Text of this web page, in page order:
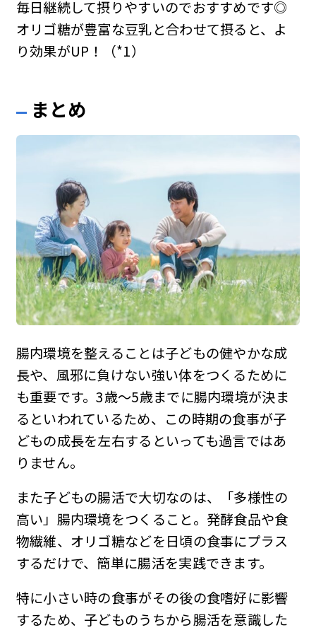
毎日継続して摂りやすいのでおすすめです◎
オリゴ糖が豊富な豆乳と合わせて摂ると、よ
り効果がUP！（*1）
まとめ
腸内環境を整えることは子どもの健やかな成
長や、風邪に負けない強い体をつくるために
も重要です。3歳〜5歳までに腸内環境が決ま
るといわれているため、この時期の食事が子
どもの成長を左右するといっても過言ではあ
りません。
また子どもの腸活で大切なのは、「多様性の
高い」腸内環境をつくること。発酵食品や食
物繊維、オリゴ糖などを日頃の食事にプラス
するだけで、簡単に腸活を実践できます。
特に小さい時の食事がその後の食嗜好に影響
するため、子どものうちから腸活を意識した